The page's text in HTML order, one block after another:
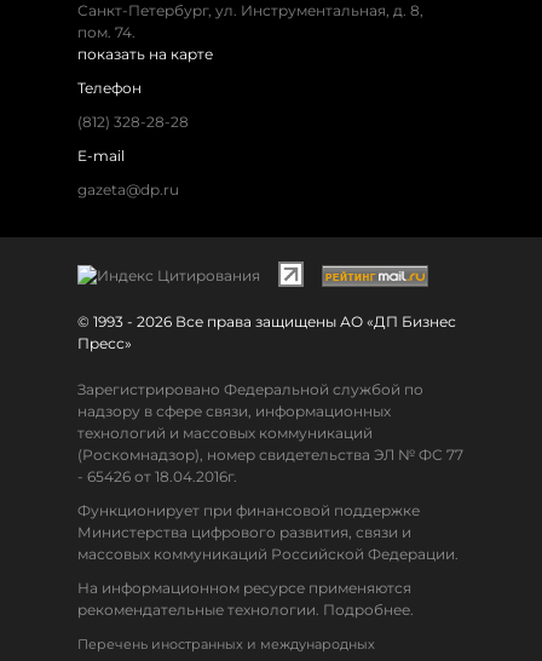
Санкт-Петербург, ул. Инструментальная, д. 8,
пом. 74.
показать на карте
Телефон
(812) 328-28-28
E-mail
gazeta@dp.ru
© 1993 - 2026 Все права защищены АО «ДП Бизнес
Пресс»
Зарегистрировано Федеральной службой по
надзору в сфере связи, информационных
технологий и массовых коммуникаций
(Роскомнадзор), номер свидетельства ЭЛ № ФС 77
- 65426 от 18.04.2016г.
Функционирует при финансовой поддержке
Министерства цифрового развития, связи и
массовых коммуникаций Российской Федерации.
На информационном ресурсе применяются
рекомендательные технологии. Подробнее.
Перечень иностранных и международных